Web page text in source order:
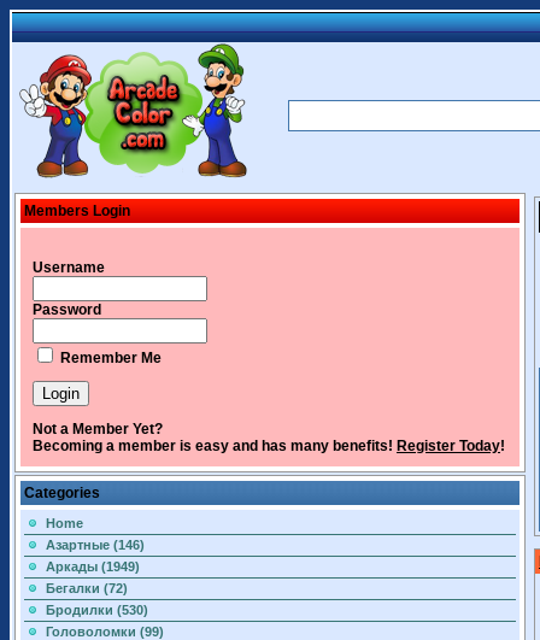
Members Login
Username
Password
Remember Me
Not a Member Yet?
Becoming a member is easy and has many benefits! Register Today!
Categories
Home
Азартные (146)
Аркады (1949)
Бегалки (72)
Бродилки (530)
Головоломки (99)